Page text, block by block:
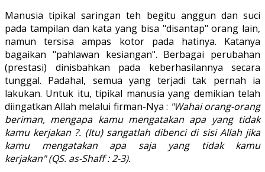
Manusia tipikal saringan teh begitu anggun dan suci
pada tampilan dan kata yang bisa "disantap" orang lain,
namun tersisa ampas kotor pada hatinya. Katanya
bagaikan "pahlawan kesiangan". Berbagai perubahan
(prestasi) dinisbahkan pada keberhasilannya secara
tunggal. Padahal, semua yang terjadi tak pernah ia
lakukan. Untuk itu, tipikal manusia yang demikian telah
diingatkan Allah melalui firman-Nya : "Wahai orang-orang
beriman, mengapa kamu mengatakan apa yang tidak
kamu kerjakan ?. (Itu) sangatlah dibenci di sisi Allah jika
kamu mengatakan apa saja yang tidak kamu
kerjakan" (QS. as-Shaff : 2-3).